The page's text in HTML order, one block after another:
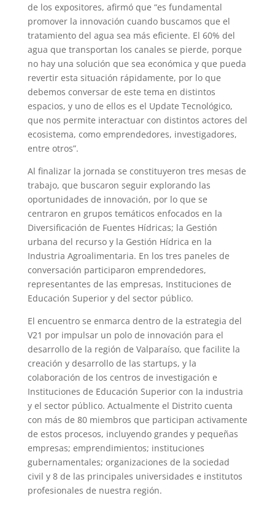
de los expositores, afirmó que “es fundamental
promover la innovación cuando buscamos que el
tratamiento del agua sea más eficiente. El 60% del
agua que transportan los canales se pierde, porque
no hay una solución que sea económica y que pueda
revertir esta situación rápidamente, por lo que
debemos conversar de este tema en distintos
espacios, y uno de ellos es el Update Tecnológico,
que nos permite interactuar con distintos actores del
ecosistema, como emprendedores, investigadores,
entre otros”.
Al finalizar la jornada se constituyeron tres mesas de
trabajo, que buscaron seguir explorando las
oportunidades de innovación, por lo que se
centraron en grupos temáticos enfocados en la
Diversificación de Fuentes Hídricas; la Gestión
urbana del recurso y la Gestión Hídrica en la
Industria Agroalimentaria. En los tres paneles de
conversación participaron emprendedores,
representantes de las empresas, Instituciones de
Educación Superior y del sector público.
El encuentro se enmarca dentro de la estrategia del
V21 por impulsar un polo de innovación para el
desarrollo de la región de Valparaíso, que facilite la
creación y desarrollo de las startups, y la
colaboración de los centros de investigación e
Instituciones de Educación Superior con la industria
y el sector público. Actualmente el Distrito cuenta
con más de 80 miembros que participan activamente
de estos procesos, incluyendo grandes y pequeñas
empresas; emprendimientos; instituciones
gubernamentales; organizaciones de la sociedad
civil y 8 de las principales universidades e institutos
profesionales de nuestra región.